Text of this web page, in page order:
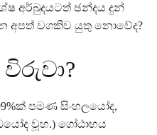
අර්බුදයටත් ඡන්දය දුන්
අපත් වගකිව යුතු නොවේද?
පමණ සිංහලයෝද,
වූහ.) ගෝඨාභය